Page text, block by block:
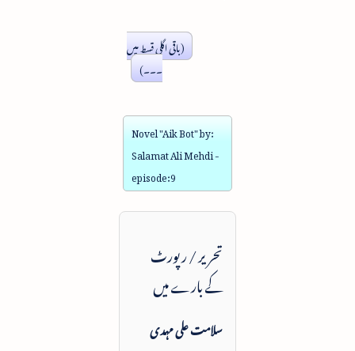
(باقی اگلی قسط میں
۔۔۔)
Novel "Aik Bot" by:
Salamat Ali Mehdi -
episode:9
تحریر / رپورٹ
کے بارے میں
سلامت علی مہدی